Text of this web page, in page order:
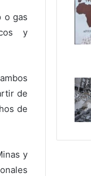
o gas
y
de
de
y